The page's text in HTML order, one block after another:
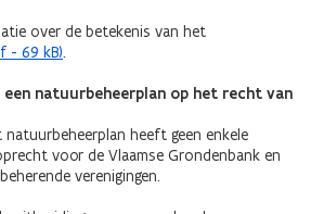
over de betekenis van het
- 69 kB).
natuurbeheerplan op het recht van
heeft geen enkele
voor de Vlaamse Grondenbank en
verenigingen.